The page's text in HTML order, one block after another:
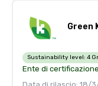
Green
Sustainability level: 4
Ente di